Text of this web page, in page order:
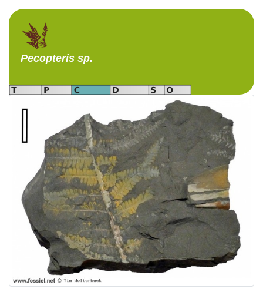
Pecopteris sp.